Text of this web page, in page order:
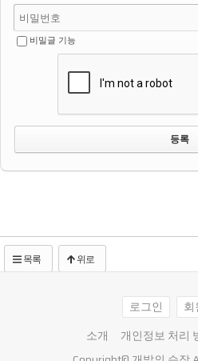
비밀글 기능
목록 위로
로그인
회
소개
개인정보 처리